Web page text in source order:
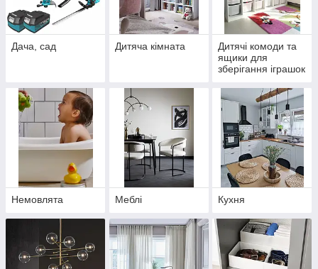
Дача, сад Дитяча кімната
Дитячі комоди та
ящики для
зберігання іграшок
Немовлята Меблі Кухня